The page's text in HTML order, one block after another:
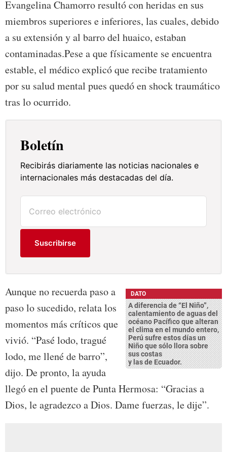
Evangelina Chamorro resultó con heridas en sus
miembros superiores e inferiores, las cuales, debido
a su extensión y al barro del huaico, estaban
contaminadas.Pese a que físicamente se encuentra
estable, el médico explicó que recibe tratamiento
por su salud mental pues quedó en shock traumático
tras lo ocurrido.
Boletín
Recibirás diariamente las noticias nacionales e
internacionales más destacadas del día.
Suscribirse
DATO
A diferencia de “El Niño”,
calentamiento de aguas del
océano Pacífico que alteran
el clima en el mundo entero,
Perú sufre estos días un
Niño que sólo llora sobre
sus costas
y las de Ecuador.
Aunque no recuerda paso a
paso lo sucedido, relata los
momentos más críticos que
vivió. “Pasé lodo, tragué
lodo, me llené de barro”,
dijo. De pronto, la ayuda
llegó en el puente de Punta Hermosa: “Gracias a
Dios, le agradezco a Dios. Dame fuerzas, le dije”.